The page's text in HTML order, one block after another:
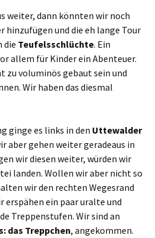
weiter, dann könnten wir noch
hinzufügen und die eh lange Tour
die Teufelsschlüchte. Ein
allem für Kinder ein Abenteuer.
zu voluminös gebaut sein und
Wir haben das diesmal
ginge es links in den Uttewalder
aber gehen weiter geradeaus in
wir diesen weiter, würden wir
landen. Wollen wir aber nicht so
wir den rechten Wegesrand
erspähen ein paar uralte und
Treppenstufen. Wir sind an
das Treppchen, angekommen.